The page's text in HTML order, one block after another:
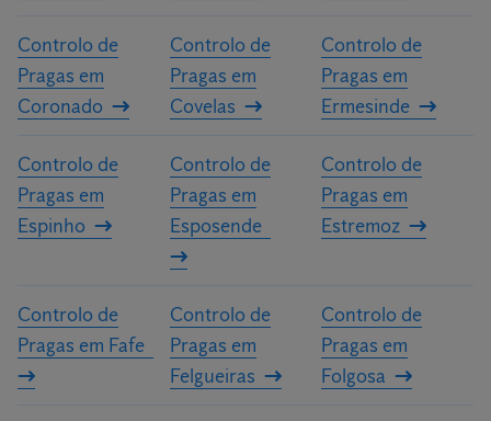
Controlo de
Pragas em
Coronado
Controlo de
Pragas em
Covelas
Controlo de
Pragas em
Ermesinde
Controlo de
Pragas em
Espinho
Controlo de
Pragas em
Esposende
Controlo de
Pragas em
Estremoz
Controlo de
Pragas em Fafe
Controlo de
Pragas em
Felgueiras
Controlo de
Pragas em
Folgosa